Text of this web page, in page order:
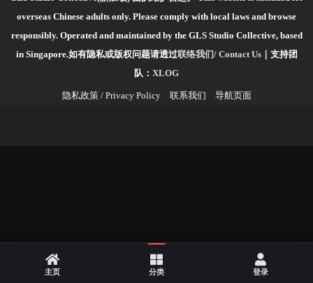
overseas Chinese adults only. Please comply with local laws and browse
responsibly. Operated and maintained by the GLS Studio Collective, based
in Singapore.如有隐私或版权问题请透过联络我们/ Contact Us｜支持团
队： XLOG
隐私政策 / Privacy Policy 联系我们 导航页面
主页 分类 登录